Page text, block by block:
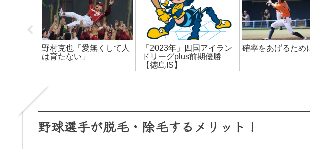
冬の努力が現れる！３月
練習試合開始にあたって
2023年【独立リーグ】
「退団選手」一覧
おすすめバッティ
野球選手が脱毛・除毛するメリット！